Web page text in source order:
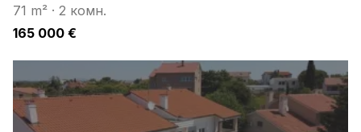
71 m² · 2 комн.
165 000 €